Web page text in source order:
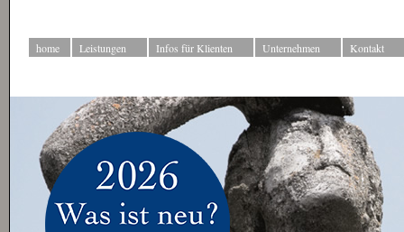
home Leistungen Infos für Klienten Unternehmen Kontakt